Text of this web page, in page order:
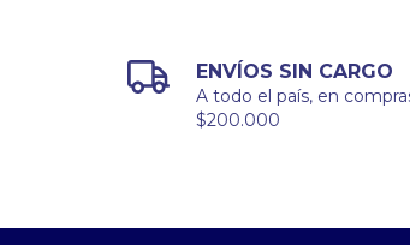
ENVÍOS SIN CARGO
A todo el país, en
$200.000